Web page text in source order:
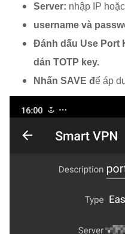
Server: nhập IP
username và
Đánh dấu Use Port
dán TOTP key.
Nhấn SAVE để áp